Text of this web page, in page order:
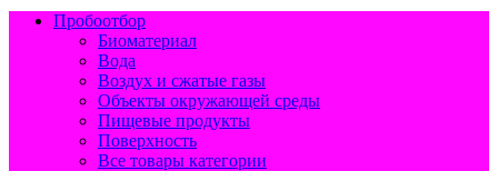
Пробоотбор
Биоматериал
Вода
Воздух и сжатые газы
Объекты окружающей среды
Пищевые продукты
Поверхность
Все товары категории